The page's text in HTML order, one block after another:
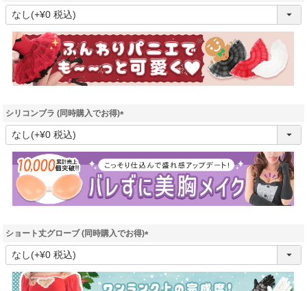
(
須
)
シリコンブラ (同時購入でお得)
(
須
)
ショート丈グローブ (同時購入でお得)
(
須
)